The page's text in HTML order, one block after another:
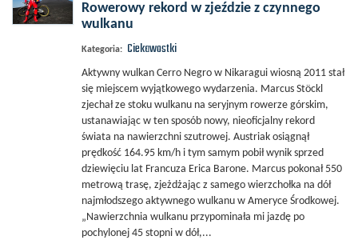
Rowerowy rekord w zjeździe z czynnego
wulkanu
Kategoria: Ciekawostki
Aktywny wulkan Cerro Negro w Nikaragui wiosną 2011 stał
się miejscem wyjątkowego wydarzenia. Marcus Stöckl
zjechał ze stoku wulkanu na seryjnym rowerze górskim,
ustanawiając w ten sposób nowy, nieoficjalny rekord
świata na nawierzchni szutrowej. Austriak osiągnął
prędkość 164.95 km/h i tym samym pobił wynik sprzed
dziewięciu lat Francuza Erica Barone. Marcus pokonał 550
metrową trasę, zjeżdżając z samego wierzchołka na dół
najmłodszego aktywnego wulkanu w Ameryce Środkowej.
„Nawierzchnia wulkanu przypominała mi jazdę po
pochylonej 45 stopni w dół,...